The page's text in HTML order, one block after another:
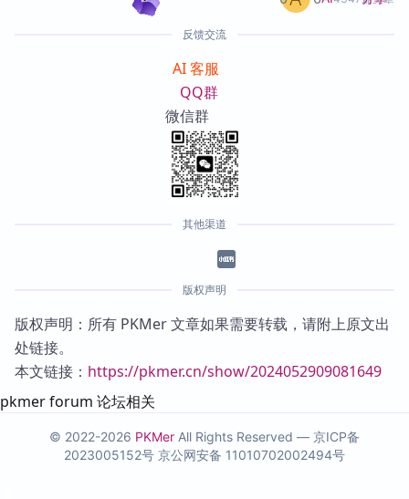
反馈交流
AI 客服
QQ群
微信群
其他渠道
版权声明
版权声明：所有 PKMer 文章如果需要转载，请附上原文出
处链接。
本文链接： https://pkmer.cn/show/2024052909081649
pkmer forum 论坛相关
© 2022-2026 PKMer All Rights Reserved — 京ICP备
2023005152号 京公网安备 11010702002494号